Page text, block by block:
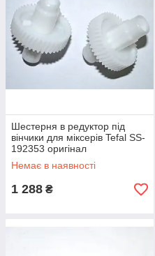
Шестерня в редуктор під
вінчики для міксерів Tefal SS-
192353 оригінал
Немає в наявності
1 288 ₴